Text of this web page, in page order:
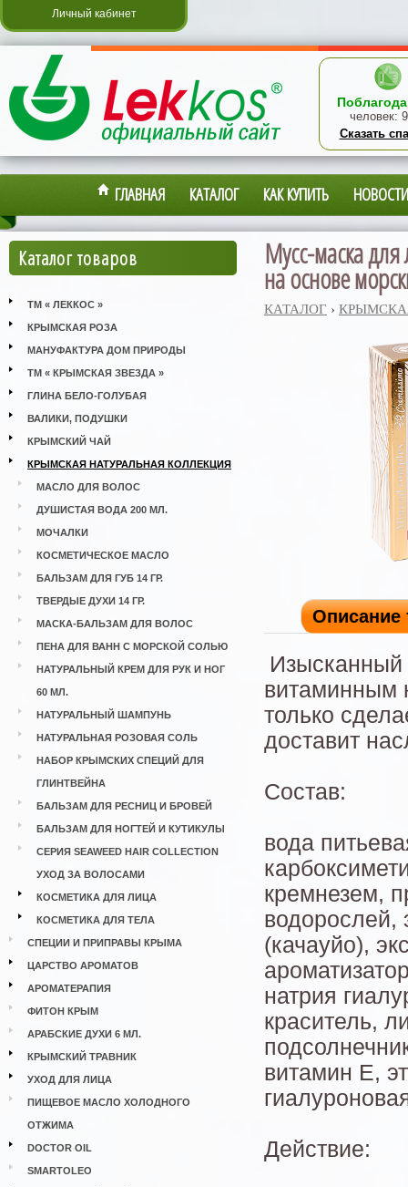
Личный кабинет
человек:
Сказать
ГЛАВНАЯ КАТАЛОГ КАК КУПИТЬ НОВОСТИ
Каталог товаров
ТМ « ЛЕККОС »
КРЫМСКАЯ РОЗА
МАНУФАКТУРА ДОМ ПРИРОДЫ
ТМ « КРЫМСКАЯ ЗВЕЗДА »
ГЛИНА БЕЛО-ГОЛУБАЯ
ВАЛИКИ, ПОДУШКИ
КРЫМСКИЙ ЧАЙ
КРЫМСКАЯ НАТУРАЛЬНАЯ КОЛЛЕКЦИЯ
МАСЛО ДЛЯ ВОЛОС
ДУШИСТАЯ ВОДА 200 МЛ.
МОЧАЛКИ
КОСМЕТИЧЕСКОЕ МАСЛО
БАЛЬЗАМ ДЛЯ ГУБ 14 ГР.
ТВЕРДЫЕ ДУХИ 14 ГР.
МАСКА-БАЛЬЗАМ ДЛЯ ВОЛОС
ПЕНА ДЛЯ ВАНН С МОРСКОЙ СОЛЬЮ
НАТУРАЛЬНЫЙ КРЕМ ДЛЯ РУК И НОГ
60 МЛ.
НАТУРАЛЬНЫЙ ШАМПУНЬ
НАТУРАЛЬНАЯ РОЗОВАЯ СОЛЬ
НАБОР КРЫМСКИХ СПЕЦИЙ ДЛЯ
ГЛИНТВЕЙНА
БАЛЬЗАМ ДЛЯ РЕСНИЦ И БРОВЕЙ
БАЛЬЗАМ ДЛЯ НОГТЕЙ И КУТИКУЛЫ
СЕРИЯ SEAWEED HAIR COLLECTION
УХОД ЗА ВОЛОСАМИ
КОСМЕТИКА ДЛЯ ЛИЦА
КОСМЕТИКА ДЛЯ ТЕЛА
СПЕЦИИ И ПРИПРАВЫ КРЫМА
ЦАРСТВО АРОМАТОВ
АРОМАТЕРАПИЯ
ФИТОН КРЫМ
АРАБСКИЕ ДУХИ 6 МЛ.
КРЫМСКИЙ ТРАВНИК
УХОД ДЛЯ ЛИЦА
ПИЩЕВОЕ МАСЛО ХОЛОДНОГО
ОТЖИМА
DOCTOR OIL
SMARTOLEO
Мусс-маска для
на основе
КАТАЛОГ ›
Описание
Изысканный
витаминным
только
доставит
Состав:
вода
кремнезем,
водорослей,
(качауйо),
натрия
краситель,
витамин Е,
Действие: